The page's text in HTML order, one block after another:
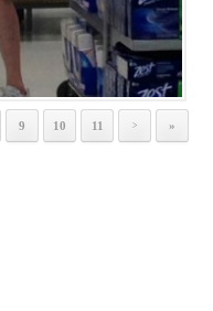
9 10 11 > »